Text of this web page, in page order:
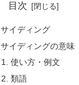
目次
サイディング
サイディングの意味
使い方・例文
類語